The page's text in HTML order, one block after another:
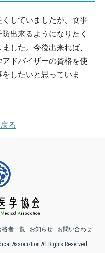
くしていましたが、食事
出来るようになりたく
した。今後出来れば、
アドバイザーの資格を使
をしたいと思っていま
る
格者一覧 お知らせ お問い合わせ
Association All Rights Reserved.